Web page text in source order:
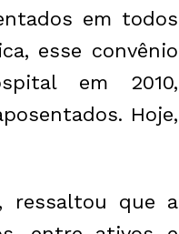
em todos
esse convênio
em 2010,
Hoje,
ressaltou que a